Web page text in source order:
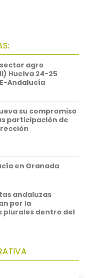
agro
Huelva 24-25
Andalucía
su compromiso
participación de
en Granada
andaluzas
por la
plurales dentro del